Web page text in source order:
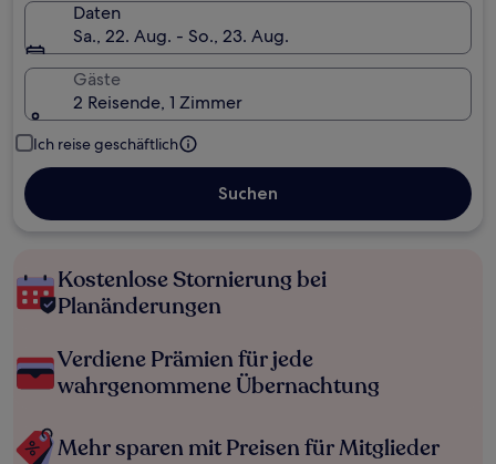
Daten
Sa., 22. Aug. - So., 23. Aug.
Gäste
2 Reisende, 1 Zimmer
Ich reise geschäftlich
Suchen
Kostenlose Stornierung bei
Planänderungen
Verdiene Prämien für jede
wahrgenommene Übernachtung
Mehr sparen mit Preisen für Mitglieder